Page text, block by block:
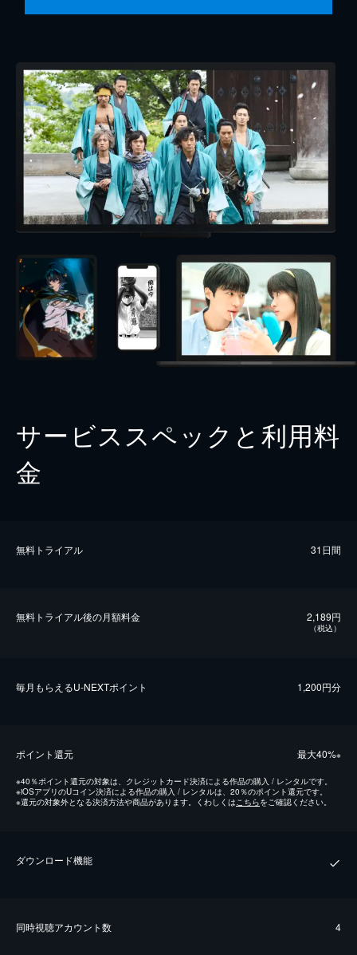
サービススペックと利用料
金
無料トライアル 31日間
無料トライアル後の⽉額料金 2,189円
（税込）
毎⽉もらえるU-NEXTポイント 1,200円分
ポイント還元 最⼤40%※
※40％ポイント還元の対象は、クレジットカード決済による作品の購入 / レンタルです。
※iOSアプリのUコイン決済による作品の購入 / レンタルは、20％のポイント還元です。
※還元の対象外となる決済方法や商品があります。くわしくはこちらをご確認ください。
ダウンロード機能
同時視聴アカウント数 4